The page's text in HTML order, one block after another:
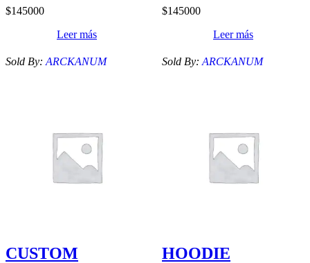
$145000
Leer más
Sold By: ARCKANUM
$145000
Leer más
Sold By: ARCKANUM
CUSTOM
HOODIE